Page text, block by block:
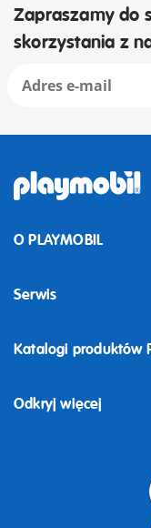
Zapraszamy do
skorzystania z
O PLAYMOBIL
Serwis
Odstąpienie od umowy
Katalogi produktów
Odkryj więcej